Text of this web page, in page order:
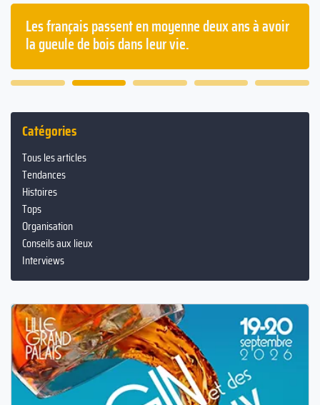
Les français passent en moyenne deux ans à avoir
la gueule de bois dans leur vie.
Catégories
Tous les articles
Tendances
Histoires
Tops
Organisation
Conseils aux lieux
Interviews